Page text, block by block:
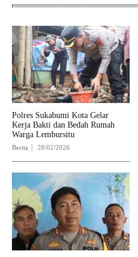
Polres Sukabumi Kota Gelar
Kerja Bakti dan Bedah Rumah
Warga Lembursitu
Berita 28/02/2026